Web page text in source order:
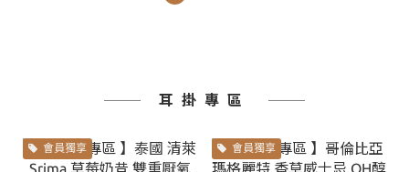
耳掛專區
會員獨享 會員獨享